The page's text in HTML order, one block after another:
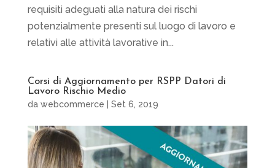
requisiti adeguati alla natura dei rischi
potenzialmente presenti sul luogo di lavoro e
relativi alle attività lavorative in...
Corsi di Aggiornamento per RSPP Datori di
Lavoro Rischio Medio
da webcommerce Set 6, 2019